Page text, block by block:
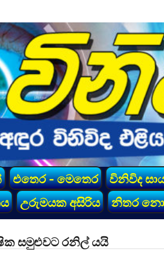
එතෙර - මෙතෙර විනිවිද
උරුමයක අසිරිය නිතර
සමුළුවට රනිල් යයි